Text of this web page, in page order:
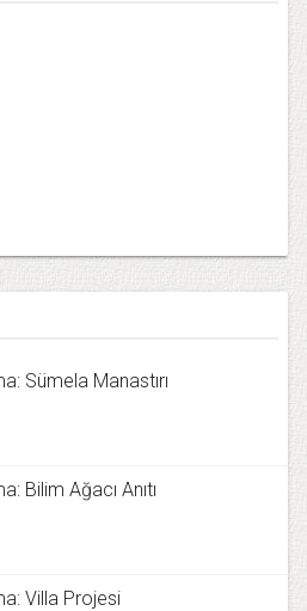
Sümela Manastırı
Bilim Ağacı Anıtı
Villa Projesi